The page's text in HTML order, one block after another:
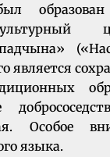
образован
является
Особое
языка.